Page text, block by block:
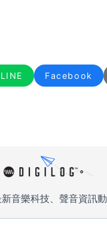
LINE Facebook